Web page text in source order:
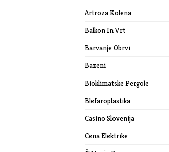
Artroza Kolena
Balkon In Vrt
Barvanje Obrvi
Bazeni
Bioklimatske Pergole
Blefaroplastika
Casino Slovenija
Cena Elektrike